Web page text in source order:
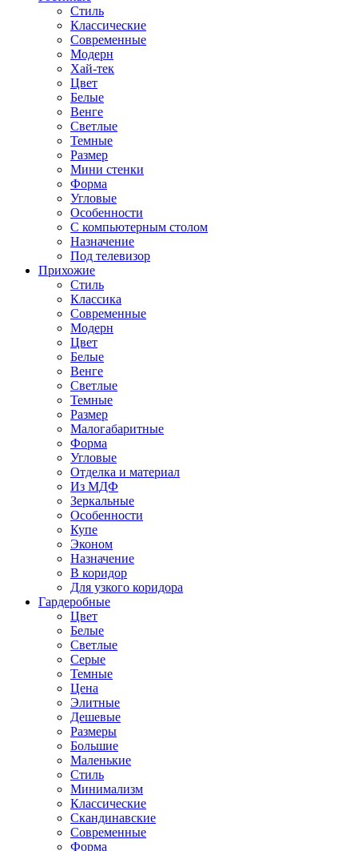
Стиль
Классические
Современные
Модерн
Хай-тек
Цвет
Белые
Венге
Светлые
Темные
Размер
Мини стенки
Форма
Угловые
Особенности
С компьютерным столом
Назначение
Под телевизор
Прихожие
Стиль
Классика
Современные
Модерн
Цвет
Белые
Венге
Светлые
Темные
Размер
Малогабаритные
Форма
Угловые
Отделка и материал
Из МДФ
Зеркальные
Особенности
Купе
Эконом
Назначение
В коридор
Для узкого коридора
Гардеробные
Цвет
Белые
Светлые
Серые
Темные
Цена
Элитные
Дешевые
Размеры
Большие
Маленькие
Стиль
Минимализм
Классические
Скандинавские
Современные
Форма